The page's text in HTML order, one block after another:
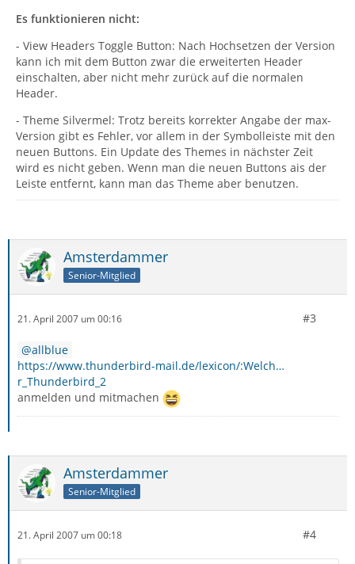
Es funktionieren nicht:
- View Headers Toggle Button: Nach Hochsetzen der Version
kann ich mit dem Button zwar die erweiterten Header
einschalten, aber nicht mehr zurück auf die normalen
Header.
- Theme Silvermel: Trotz bereits korrekter Angabe der max-
Version gibt es Fehler, vor allem in der Symbolleiste mit den
neuen Buttons. Ein Update des Themes in nächster Zeit
wird es nicht geben. Wenn man die neuen Buttons ais der
Leiste entfernt, kann man das Theme aber benutzen.
Amsterdammer
Senior-Mitglied
21. April 2007 um 00:16 #3
allblue
https://www.thunderbird-mail.de/lexicon/:Welch…
r_Thunderbird_2
anmelden und mitmachen
Amsterdammer
Senior-Mitglied
21. April 2007 um 00:18 #4